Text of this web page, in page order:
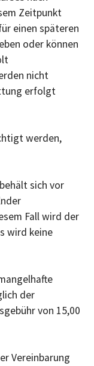
Zeitpunkt
einen späteren
oder können
nicht
erfolgt
werden,
sich vor
Fall wird der
wird keine
der
von 15,00
Vereinbarung